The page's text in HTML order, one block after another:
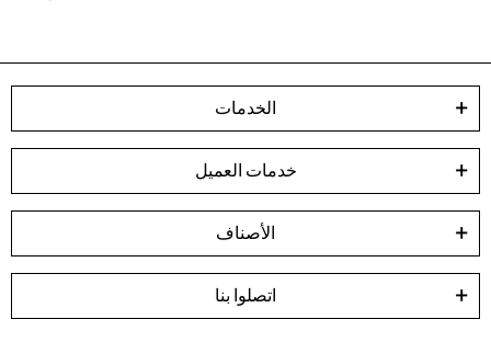
الخدمات
خدمات العميل
الأصناف
اتصلوا بنا